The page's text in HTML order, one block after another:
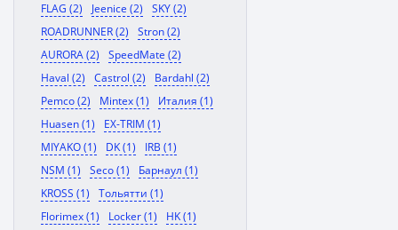
FLAG (2)
Jeenice (2)
SKY (2)
ROADRUNNER (2)
Stron (2)
AURORA (2)
SpeedMate (2)
Haval (2)
Castrol (2)
Bardahl (2)
Pemco (2)
Mintex (1)
Италия (1)
Huasen (1)
EX-TRIM (1)
MIYAKO (1)
DK (1)
IRB (1)
NSM (1)
Seco (1)
Барнаул (1)
KROSS (1)
Тольятти (1)
Florimex (1)
Locker (1)
HK (1)